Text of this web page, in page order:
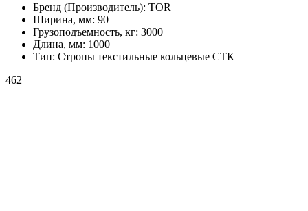
Бренд (Производитель): TOR
Ширина, мм: 90
Грузоподъемность, кг: 3000
Длина, мм: 1000
Тип: Стропы текстильные кольцевые СТК
462